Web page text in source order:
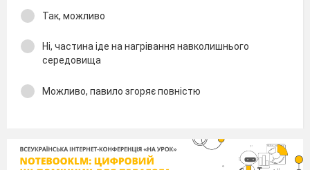
Так, можливо
Ні, частина іде на нагрівання навколишнього
середовища
Можливо, павило згоряє повністю